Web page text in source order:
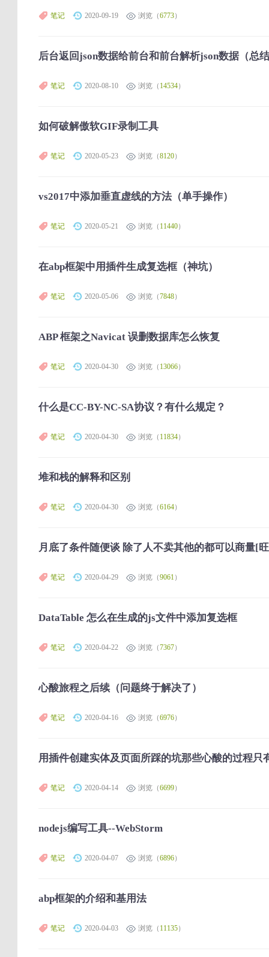
笔记 2020-09-19 浏览（6773）
后台返回json数据给前台和前台解析json数据（总
笔记 2020-08-10 浏览（ 14534）
如何破解傲软GIF录制工具
笔记 2020-05-23 浏览（8120）
vs2017中添加垂直虚线的方法（单手操作）
笔记 2020-05-21 浏览（ 11440）
在abp框架中用插件生成复选框（神坑）
笔记 2020-05-06 浏览（7848）
ABP 框架之Navicat 误删数据库怎么恢复
笔记 2020-04-30 浏览（ 13066）
什么是CC-BY-NC-SA协议？有什么规定？
笔记 2020-04-30 浏览（ 11834）
堆和栈的解释和区别
笔记 2020-04-30 浏览（6164）
月底了条件随便谈 除了人不卖其他的都可以商量[
笔记 2020-04-29 浏览（9061）
DataTable 怎么在生成的js文件中添加复选框
笔记 2020-04-22 浏览（7367）
心酸旅程之后续（问题终于解决了）
笔记 2020-04-16 浏览（6976）
用插件创建实体及页面所踩的坑那些心酸的过程只
笔记 2020-04-14 浏览（6699）
nodejs编写工具--WebStorm
笔记 2020-04-07 浏览（6896）
abp框架的介绍和基用法
笔记 2020-04-03 浏览（ 11135）